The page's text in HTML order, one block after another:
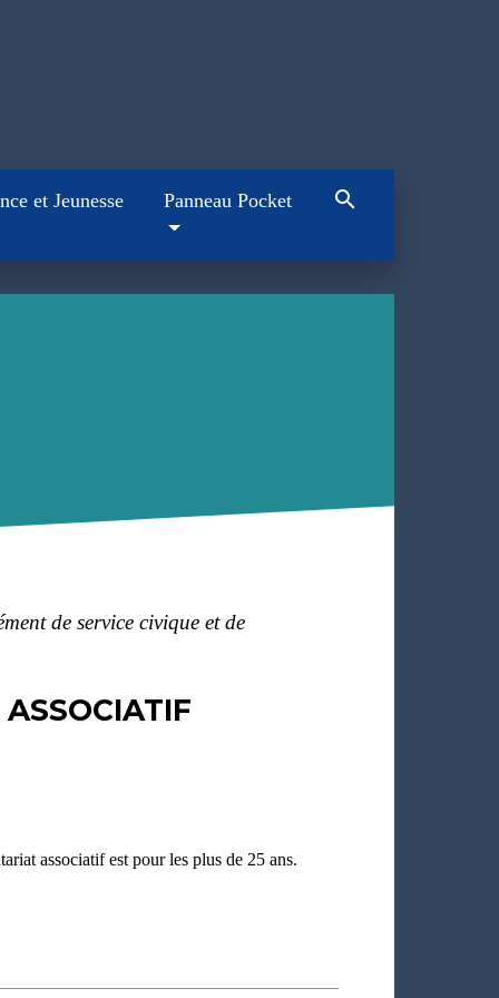
et Jeunesse Panneau Pocket search
de service civique et de
associatif est pour les plus de 25 ans.